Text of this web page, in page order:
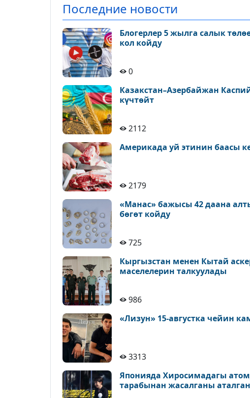
Последние новости
Блогерлер 5 жылга салык
кол койду
0
Казакстан–Азербайжан
күчтөйт
2112
Америкада уй этинин баасы
2179
«Манас» бажысы 42 даана
бөгөт койду
725
Кыргызстан менен Кытай
маселелерин талкуулады
986
«Лизун» 15-августка чейин
3313
Японияда Хиросимадагы
тарабынан жасалганы